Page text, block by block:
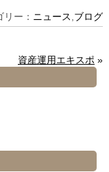
ー： ニュース ブログ
資産運用エキスポ »